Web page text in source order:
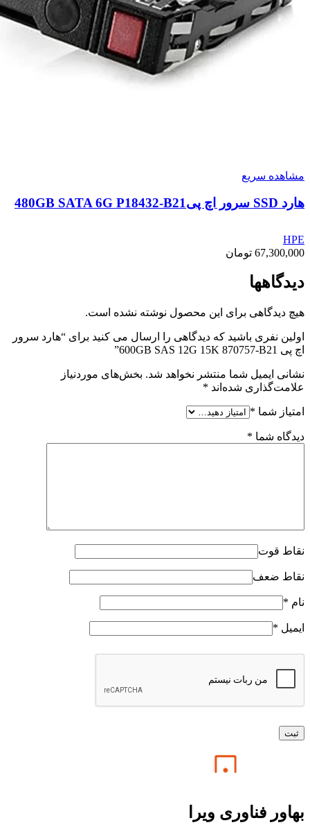
مشاهده سریع
هارد SSD سرور اچ پی480GB SATA 6G P18432-B21
HPE
67,300,000 تومان
دیدگاهها
هیچ دیدگاهی برای این محصول نوشته نشده است.
اولین نفری باشید که دیدگاهی را ارسال می کنید برای “هارد سرور
اچ پی 600GB SAS 12G 15K 870757-B21”
نشانی ایمیل شما منتشر نخواهد شد. بخش‌های موردنیاز
علامت‌گذاری شده‌اند *
امتیاز شما *
دیدگاه شما *
نقاط قوت
نقاط ضعف
نام *
ایمیل *
بهاور فناوری ویرا